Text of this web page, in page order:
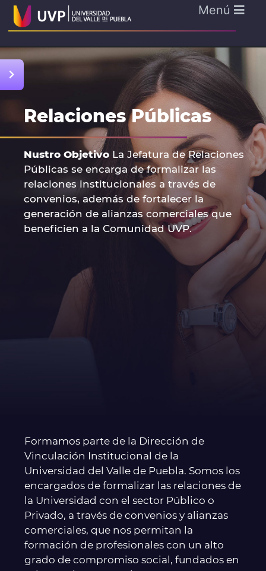
Menú
Relaciones Públicas
Nustro Objetivo La Jefatura de Relaciones
Públicas se encarga de formalizar las
relaciones institucionales a través de
convenios, además de fortalecer la
generación de alianzas comerciales que
beneficien a la Comunidad UVP.
Formamos parte de la Dirección de
Vinculación Institucional de la
Universidad del Valle de Puebla. Somos los
encargados de formalizar las relaciones de
la Universidad con el sector Público o
Privado, a través de convenios y alianzas
comerciales, que nos permitan la
formación de profesionales con un alto
grado de compromiso social, fundados en